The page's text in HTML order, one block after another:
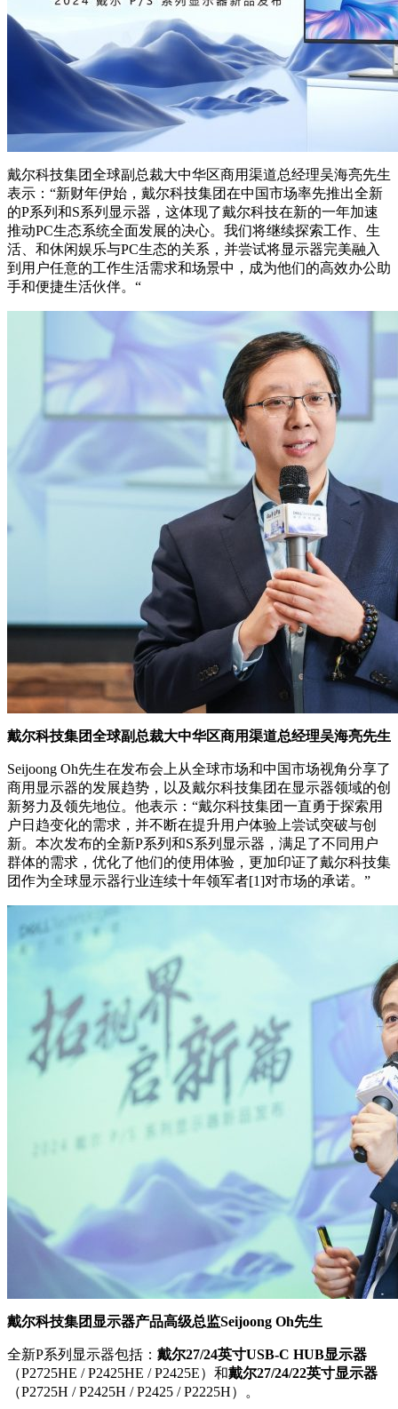
戴尔科技集团全球副总裁大中华区商用渠道总经理吴海亮先生
表示：“新财年伊始，戴尔科技集团在中国市场率先推出全新
的P系列和S系列显示器，这体现了戴尔科技在新的一年加速
推动PC生态系统全面发展的决心。我们将继续探索工作、生
活、和休闲娱乐与PC生态的关系，并尝试将显示器完美融入
到用户任意的工作生活需求和场景中，成为他们的高效办公助
手和便捷生活伙伴。“
戴尔科技集团全球副总裁大中华区商用渠道总经理吴海亮先生
Seijoong Oh先生在发布会上从全球市场和中国市场视角分享了
商用显示器的发展趋势，以及戴尔科技集团在显示器领域的创
新努力及领先地位。他表示：“戴尔科技集团一直勇于探索用
户日趋变化的需求，并不断在提升用户体验上尝试突破与创
新。本次发布的全新P系列和S系列显示器，满足了不同用户
群体的需求，优化了他们的使用体验，更加印证了戴尔科技集
团作为全球显示器行业连续十年领军者[1]对市场的承诺。”
戴尔科技集团显示器产品高级总监Seijoong Oh先生
全新P系列显示器包括： 戴尔27/24英寸USB-C HUB显示器
（P2725HE / P2425HE / P2425E）和戴尔27/24/22英寸显示器
（P2725H / P2425H / P2425 / P2225H）。